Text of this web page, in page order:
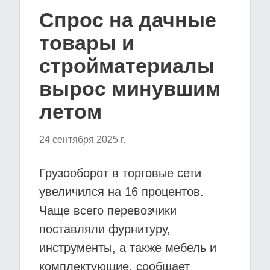
Спрос на дачные
товары и
стройматериалы
вырос минувшим
летом
24 сентября 2025 г.
Грузооборот в торговые сети
увеличился на 16 процентов.
Чаще всего перевозчики
поставляли фурнитуру,
инструменты, а также мебель и
комплектующие, сообщает